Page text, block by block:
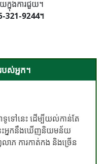
ក្នុងការជួយ។
321-9244។
ស់អ្នក។
ទៅនេះ ដើម្បីយល់កាន់តែ
ះអ្នកនឹងឃើញនិយមន័យ
លាភ ការកាត់កង និងច្រើន